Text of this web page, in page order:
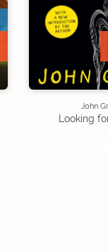
John
Looking